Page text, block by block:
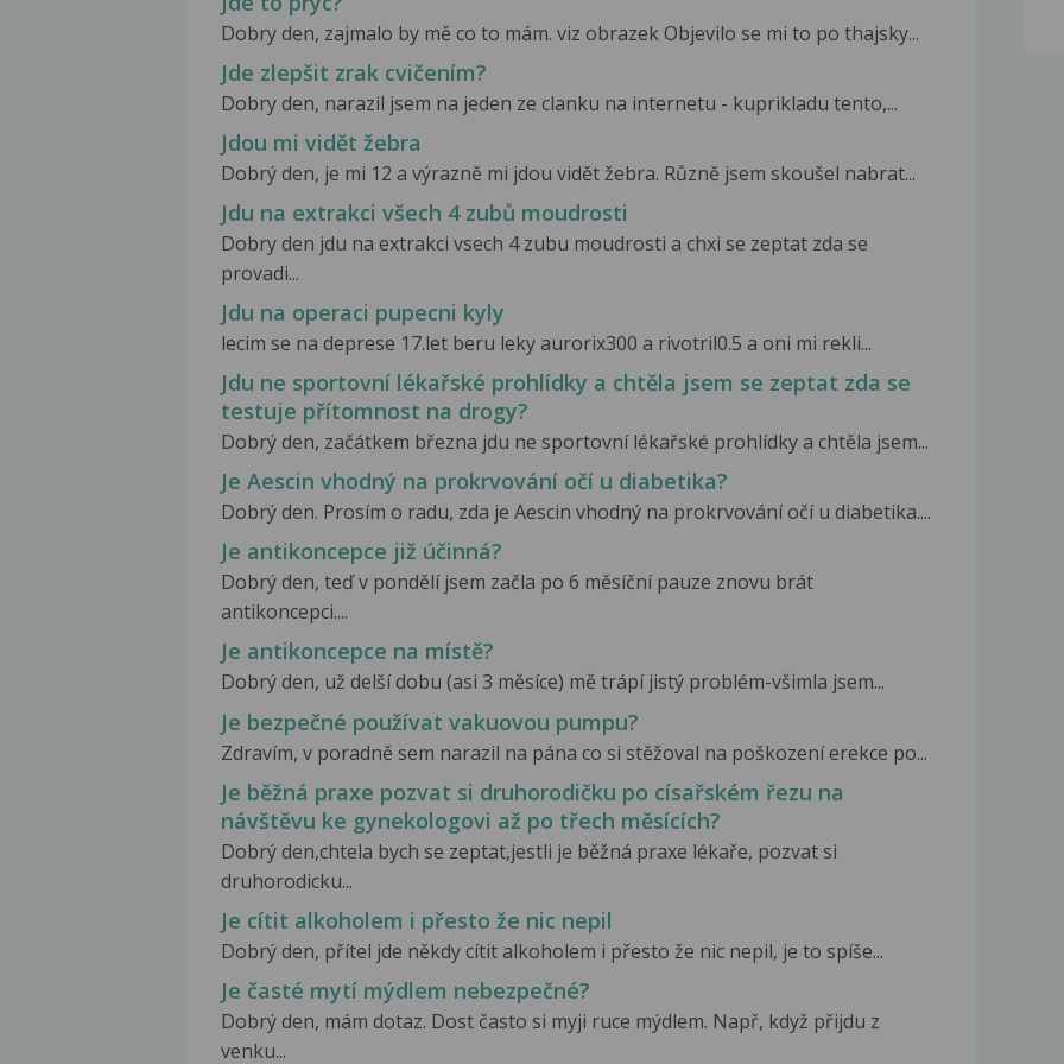
Dobry den, zajmalo by mě co to mám. viz obrazek Objevilo se mi to po thajsky...
Jde zlepšit zrak cvičením?
Dobry den, narazil jsem na jeden ze clanku na internetu - kuprikladu tento,...
Jdou mi vidět žebra
Dobrý den, je mi 12 a výrazně mi jdou vidět žebra. Různě jsem skoušel nabrat...
Jdu na extrakci všech 4 zubů moudrosti
Dobry den jdu na extrakci vsech 4 zubu moudrosti a chxi se zeptat zda se
provadi...
Jdu na operaci pupecni kyly
lecim se na deprese 17.let beru leky aurorix300 a rivotril0.5 a oni mi rekli...
Jdu ne sportovní lékařské prohlídky a chtěla jsem se zeptat zda se
testuje přítomnost na drogy?
Dobrý den, začátkem března jdu ne sportovní lékařské prohlídky a chtěla jsem...
Je Aescin vhodný na prokrvování očí u diabetika?
Dobrý den. Prosím o radu, zda je Aescin vhodný na prokrvování očí u diabetika....
Je antikoncepce již účinná?
Dobrý den, teď v pondělí jsem začla po 6 měsíční pauze znovu brát
antikoncepci....
Je antikoncepce na místě?
Dobrý den, už delší dobu (asi 3 měsíce) mě trápí jistý problém-všimla jsem...
Je bezpečné používat vakuovou pumpu?
Zdravím, v poradně sem narazil na pána co si stěžoval na poškození erekce po...
Je běžná praxe pozvat si druhorodičku po císařském řezu na
návštěvu ke gynekologovi až po třech měsících?
Dobrý den,chtela bych se zeptat,jestli je běžná praxe lékaře, pozvat si
druhorodicku...
Je cítit alkoholem i přesto že nic nepil
Dobrý den, přítel jde někdy cítit alkoholem i přesto že nic nepil, je to spíše...
Je časté mytí mýdlem nebezpečné?
Dobrý den, mám dotaz. Dost často si myji ruce mýdlem. Např, když přijdu z
venku...